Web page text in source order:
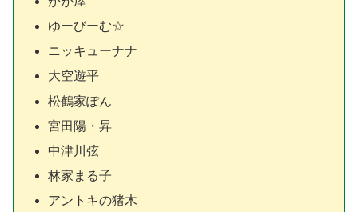
ゆーびーむ☆
ニッキューナナ
大空遊平
松鶴家ぽん
宮田陽・昇
中津川弦
林家まる子
アントキの猪木